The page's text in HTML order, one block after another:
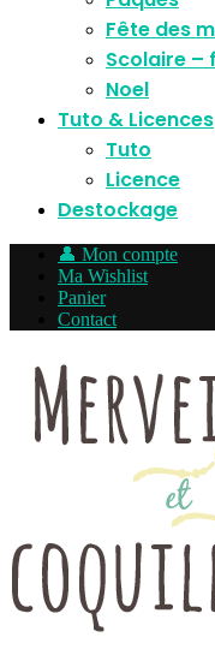
Fête des
Scolaire –
Noel
Tuto & Licences
Tuto
Licence
Destockage
👤 Mon compte
Ma Wishlist
Panier
Contact